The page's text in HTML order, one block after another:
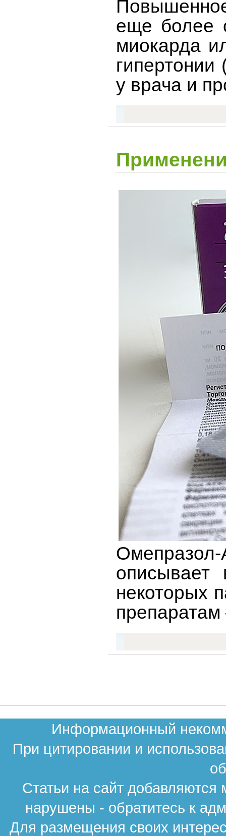
еще более
миокарда
гипертонии
у врача и
описывает
некоторых
Информационный
При цитировании и
Статьи на сайт
нарушены - обратитесь к
Для размещения своих